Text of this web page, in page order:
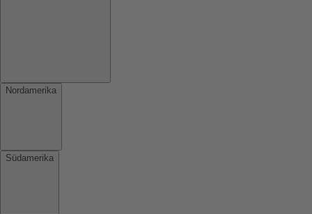
Nordamerika
Südamerika